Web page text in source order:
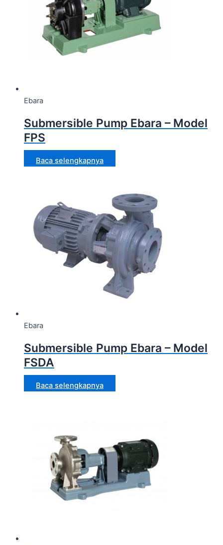
Ebara
Submersible Pump Ebara – Model
FPS
Baca selengkapnya
Ebara
Submersible Pump Ebara – Model
FSDA
Baca selengkapnya